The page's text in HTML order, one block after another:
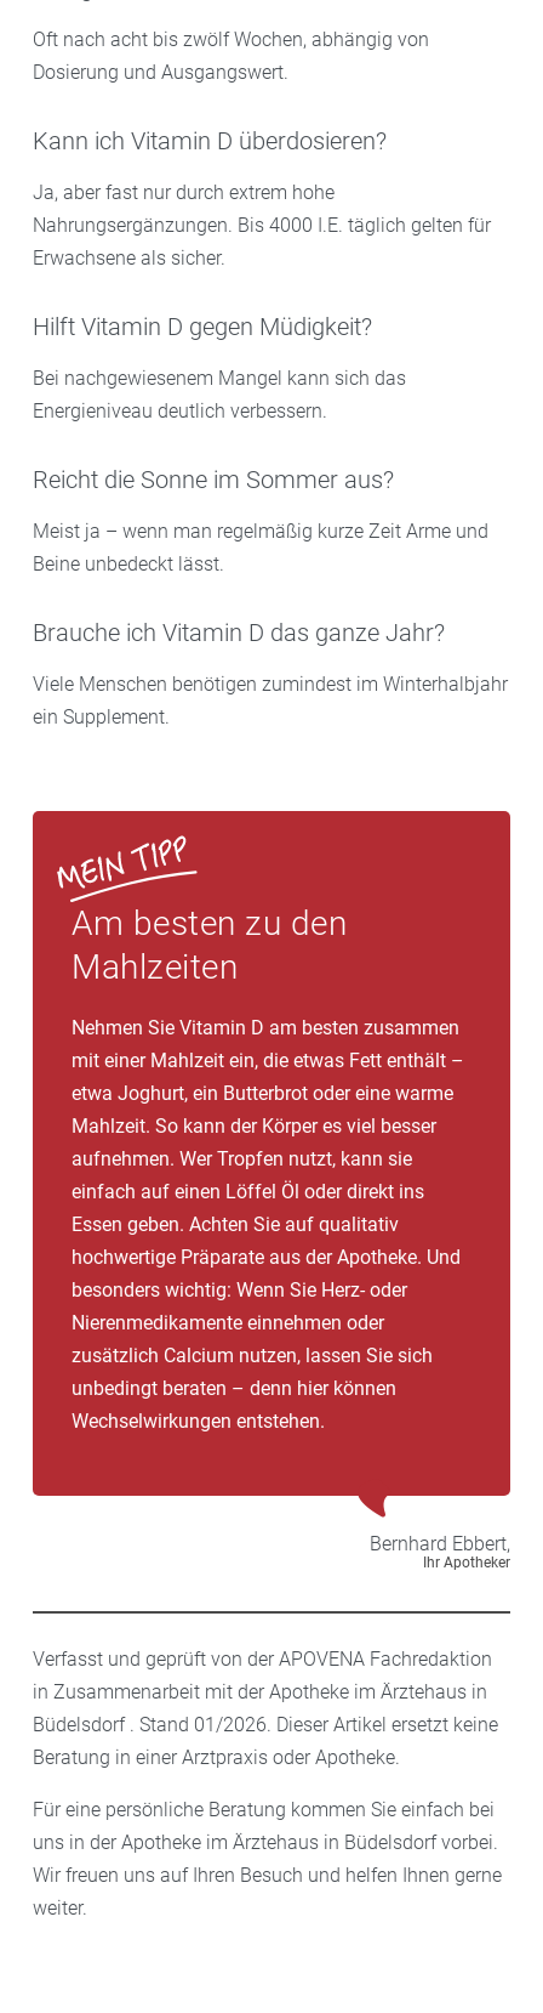
Oft nach acht bis zwölf Wochen, abhängig von
Dosierung und Ausgangswert.
Kann ich Vitamin D überdosieren?
Ja, aber fast nur durch extrem hohe
Nahrungsergänzungen. Bis 4000 I.E. täglich gelten für
Erwachsene als sicher.
Hilft Vitamin D gegen Müdigkeit?
Bei nachgewiesenem Mangel kann sich das
Energieniveau deutlich verbessern.
Reicht die Sonne im Sommer aus?
Meist ja – wenn man regelmäßig kurze Zeit Arme und
Beine unbedeckt lässt.
Brauche ich Vitamin D das ganze Jahr?
Viele Menschen benötigen zumindest im Winterhalbjahr
ein Supplement.
Am besten zu den
Mahlzeiten
Nehmen Sie Vitamin D am besten zusammen
mit einer Mahlzeit ein, die etwas Fett enthält –
etwa Joghurt, ein Butterbrot oder eine warme
Mahlzeit. So kann der Körper es viel besser
aufnehmen. Wer Tropfen nutzt, kann sie
einfach auf einen Löffel Öl oder direkt ins
Essen geben. Achten Sie auf qualitativ
hochwertige Präparate aus der Apotheke. Und
besonders wichtig: Wenn Sie Herz- oder
Nierenmedikamente einnehmen oder
zusätzlich Calcium nutzen, lassen Sie sich
unbedingt beraten – denn hier können
Wechselwirkungen entstehen.
Bernhard Ebbert,
Ihr Apotheker
Verfasst und geprüft von der APOVENA Fachredaktion
in Zusammenarbeit mit der Apotheke im Ärztehaus in
Büdelsdorf . Stand 01/2026. Dieser Artikel ersetzt keine
Beratung in einer Arztpraxis oder Apotheke.
Für eine persönliche Beratung kommen Sie einfach bei
uns in der Apotheke im Ärztehaus in Büdelsdorf vorbei.
Wir freuen uns auf Ihren Besuch und helfen Ihnen gerne
weiter.